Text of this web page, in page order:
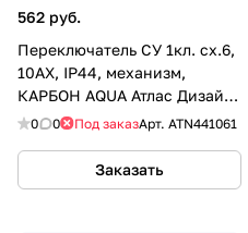
562 руб.
Переключатель СУ 1кл. сх.6,
10АХ, IP44, механизм,
КАРБОН AQUA Атлас Дизайн
SE
0 0 Под заказАрт. ATN441061
Заказать